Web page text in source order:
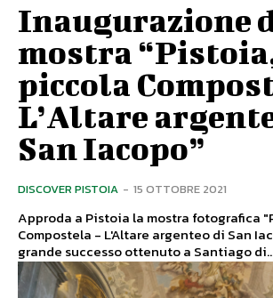
Inaugurazione
mostra
piccola
L’Altare
San Iacopo”
DISCOVER PISTOIA - 15 OTTOBRE 2021
Approda a Pistoia la mostra fotografica
Compostela - L'Altare argenteo di San
grande successo ottenuto a Santiago